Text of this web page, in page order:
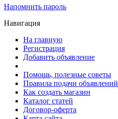
Напомнить пароль
Навигация
На главную
Регистрация
Добавить объявление
Помощь, полезные советы
Правила подачи объявлений
Как создать магазин
Каталог статей
Договор-оферта